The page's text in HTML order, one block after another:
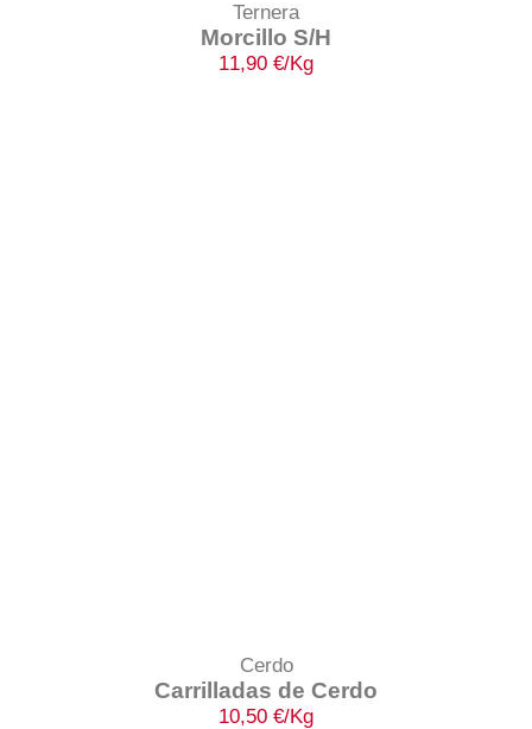
Ternera
Morcillo S/H
11,90 €/Kg
Cerdo
Carrilladas de Cerdo
10,50 €/Kg